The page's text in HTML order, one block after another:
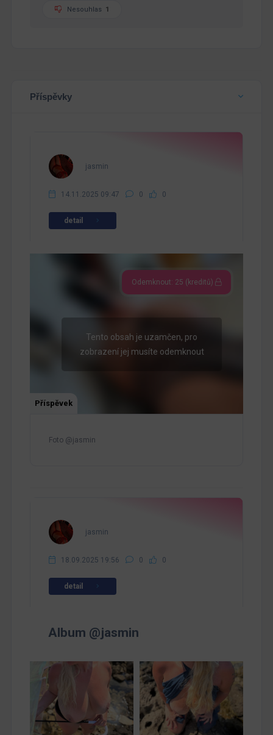
Nesouhlas 1
Příspěvky
jasmin
14.11.2025 09:47 0 0
detail
Odemknout: 25 (kreditů)
Tento obsah je uzamčen, pro
zobrazení jej musíte odemknout
Příspěvek
Foto @jasmin
jasmin
18.09.2025 19:56 0 0
detail
Album @jasmin